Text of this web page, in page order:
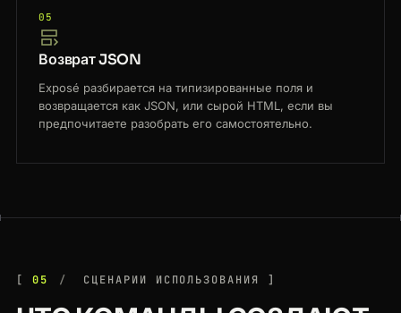
05
Возврат JSON
Exposé разбирается на типизированные поля и
возвращается как JSON, или сырой HTML, если вы
предпочитаете разобрать его самостоятельно.
05 СЦЕНАРИИ ИСПОЛЬЗОВАНИЯ